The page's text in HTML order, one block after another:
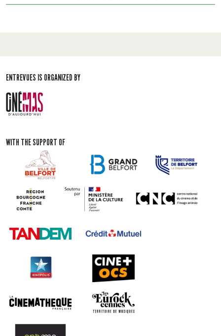
ENTREVUES IS ORGANIZED BY
WITH THE SUPPORT OF